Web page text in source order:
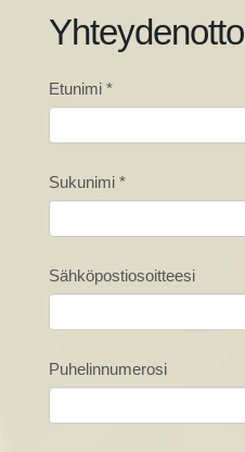
Yhteydenotto
Etunimi *
Sukunimi *
Sähköpostiosoitteesi
Puhelinnumerosi